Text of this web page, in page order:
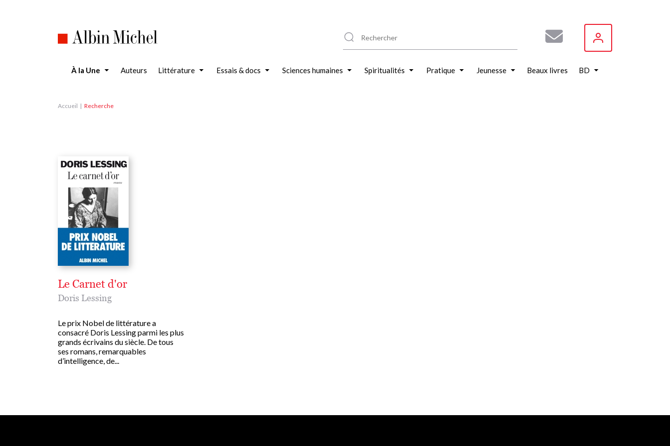
À la Une Auteurs Littérature Essais & docs Sciences humaines Spiritualités Pratique Jeunesse Beaux livres BD
Accueil Recherche
Le Carnet d'or
Doris Lessing
Le prix Nobel de littérature a
consacré Doris Lessing parmi les plus
grands écrivains du siècle. De tous
ses romans, remarquables
d’intelligence, de...